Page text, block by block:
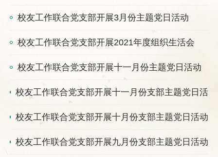
校友工作联合党支部开展3月份主题党日活动
校友工作联合党支部开展2021年度组织生活会
校友工作联合党支部开展十一月份主题党日活动
校友工作联合党支部开展十一月份支部主题党日活动
校友工作联合党支部开展十月份支部主题党日活动
校友工作联合党支部开展九月份支部主题党日活动